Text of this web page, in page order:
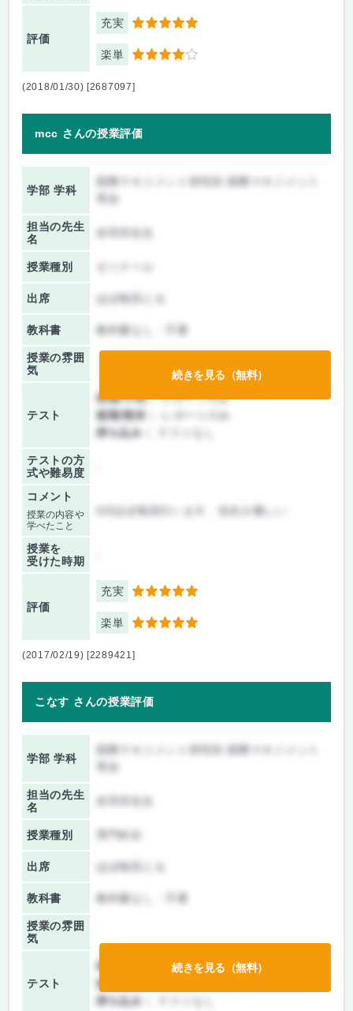
評価
充実 5
楽単 4
(2018/01/30) [2687097]
mcc さんの授業評価
学部 学科
担当の先生
名
授業種別
出席 ほぼ毎回とる
教科書 教科書なし・不要
授業の雰囲
気
テスト
前期/中間：レポートのみ
後期/期末：
持ち込み：
テストの方
式や難易度
コメント
授業の内容や
学べたこと
GDほぼ毎回行います、先生が優しい
授業を
受けた時期
評価
充実 5
楽単 5
続きを見る（無料）
(2017/02/19) [2289421]
こなす さんの授業評価
学部 学科
担当の先生
名
授業種別
出席 ほぼ毎回とる
教科書 教科書なし・不要
授業の雰囲
気
テスト
前期/中間：
テスト・レポート両方なし
後期/期末：
持ち込み：
続きを見る（無料）